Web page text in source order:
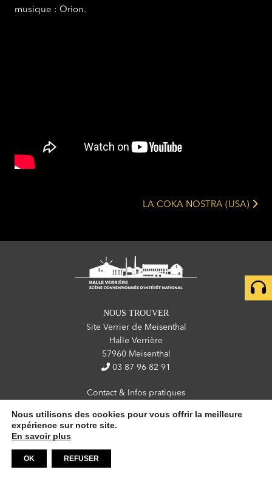
musique : Orion.
LA COKA NOSTRA (USA)
NOUS TROUVER
Site Verrier de Meisenthal
Halle Verrière
57960 Meisenthal
03 87 96 82 91
Contact & Infos pratiques
Newsletter
Mentions légales
Nous utilisons des cookies pour vous offrir la meilleure
expérience sur notre site.
En savoir plus
OK REFUSER